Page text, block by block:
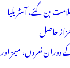
بن گئے، آسٹریلیا
حاصل
نعروں، میمز اور